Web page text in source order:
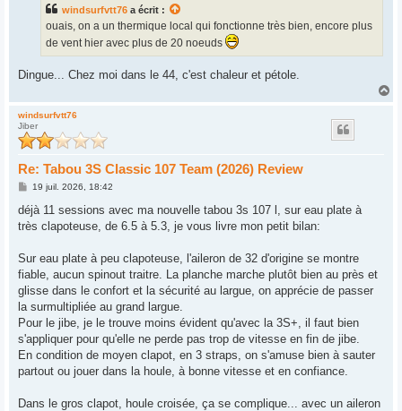
windsurfvtt76 a écrit :
ouais, on a un thermique local qui fonctionne très bien, encore plus
de vent hier avec plus de 20 noeuds
Dingue... Chez moi dans le 44, c'est chaleur et pétole.
a
windsurfvtt76
Jiber
Re: Tabou 3S Classic 107 Team (2026) Review
M
s
s
a
19 juil. 2026, 18:42
déjà 11 sessions avec ma nouvelle tabou 3s 107 l, sur eau plate à
très clapoteuse, de 6.5 à 5.3, je vous livre mon petit bilan:
Sur eau plate à peu clapoteuse, l'aileron de 32 d'origine se montre
fiable, aucun spinout traitre. La planche marche plutôt bien au près et
glisse dans le confort et la sécurité au largue, on apprécie de passer
la surmultipliée au grand largue.
Pour le jibe, je le trouve moins évident qu'avec la 3S+, il faut bien
s'appliquer pour qu'elle ne perde pas trop de vitesse en fin de jibe.
En condition de moyen clapot, en 3 straps, on s'amuse bien à sauter
partout ou jouer dans la houle, à bonne vitesse et en confiance.
Dans le gros clapot, houle croisée, ça se complique... avec un aileron